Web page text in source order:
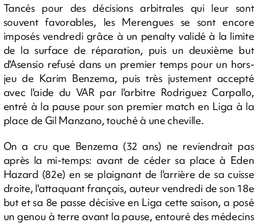
Tancés pour des décisions arbitrales qui leur sont
souvent favorables, les Merengues se sont encore
imposés vendredi grâce à un penalty validé à la limite
de la surface de réparation, puis un deuxième but
d'Asensio refusé dans un premier temps pour un hors-
jeu de Karim Benzema, puis très justement accepté
avec l'aide du VAR par l'arbitre Rodriguez Carpallo,
entré à la pause pour son premier match en Liga à la
place de Gil Manzano, touché à une cheville.
On a cru que Benzema (32 ans) ne reviendrait pas
après la mi-temps: avant de céder sa place à Eden
Hazard (82e) en se plaignant de l'arrière de sa cuisse
droite, l'attaquant français, auteur vendredi de son 18e
but et sa 8e passe décisive en Liga cette saison, a posé
un genou à terre avant la pause, entouré des médecins